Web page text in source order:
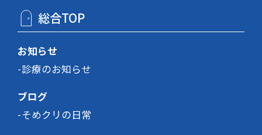
総合TOP
お知らせ
診療のお知らせ
ブログ
そめクリの日常